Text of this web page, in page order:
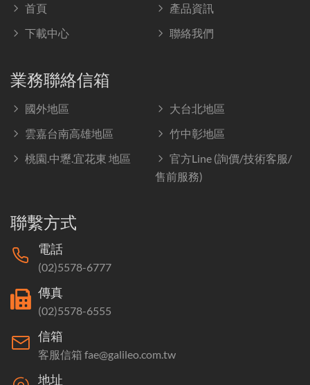
首頁
產品資訊
下載中心
聯絡我們
業務聯絡信箱
國外地區
大台北地區
雲嘉台南高雄地區
竹中彰地區
桃園.中壢.宜花東 地區
官方Line (詢價/技術客服/
售前服務)
聯繫方式
電話
(02)5578-6777
傳真
(02)5578-6555
信箱
客服信箱 fae@galileo.com.tw
地址